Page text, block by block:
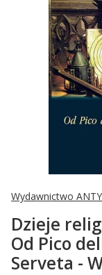
Wydawnictwo
Dzieje
Od Pico
Serveta -